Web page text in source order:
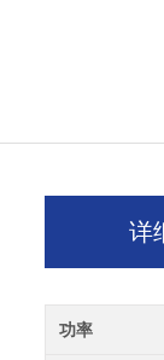
详
功率